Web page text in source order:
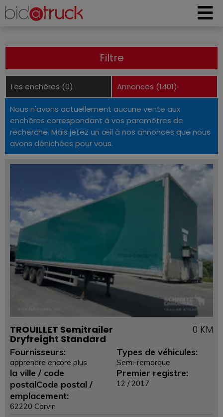
Filtre
Les enchères (0) Annonces (1401)
Nous n'avons actuellement aucune vente aux
enchères correspondant à vos paramètres de
recherche. Mais jetez un œil à nos annonces que nous
avons dénichées pour vous.
TROUILLET Semitrailer
Dryfreight Standard
0 KM
Fournisseurs:
apprendre encore plus
la ville / code
postalCode postal /
emplacement:
62220 Carvin
Types de véhicules:
Semi-remorque
Premier registre:
12 / 2017